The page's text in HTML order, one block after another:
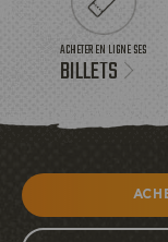
ACHETER EN LIGNE SES
BILLETS